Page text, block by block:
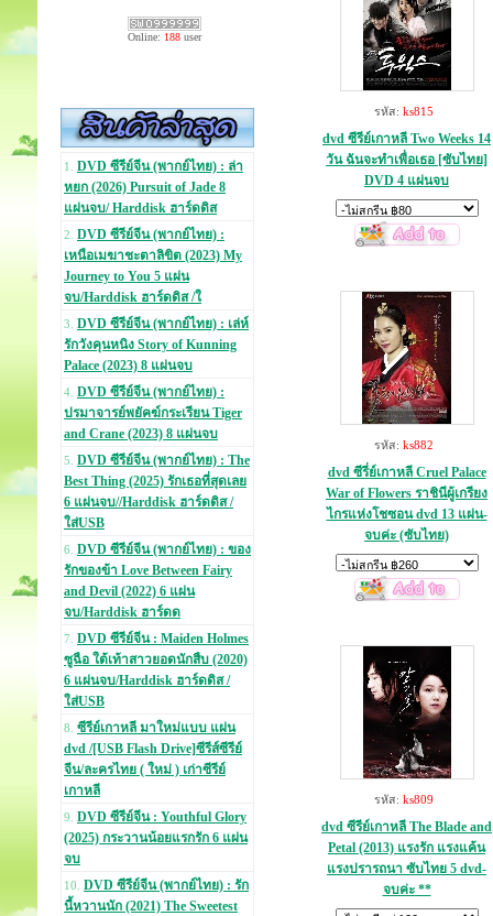
Online: 188 user
1. DVD ซีรีย์จีน (พากย์ไทย) : ล่า
หยก (2026) Pursuit of Jade 8
แผ่นจบ/ Harddisk ฮาร์ดดิส
2. DVD ซีรีย์จีน (พากย์ไทย) :
เหนือเมฆาชะตาลิขิต (2023) My
Journey to You 5 แผ่น
จบ/Harddisk ฮาร์ดดิส /ใ
3. DVD ซีรีย์จีน (พากย์ไทย) : เล่ห์
รักวังคุนหนิง Story of Kunning
Palace (2023) 8 แผ่นจบ
4. DVD ซีรีย์จีน (พากย์ไทย) :
ปรมาจารย์พยัคฆ์กระเรียน Tiger
and Crane (2023) 8 แผ่นจบ
5. DVD ซีรีย์จีน (พากย์ไทย) : The
Best Thing (2025) รักเธอที่สุดเลย
6 แผ่นจบ//Harddisk ฮาร์ดดิส /
ใส่USB
6. DVD ซีรีย์จีน (พากย์ไทย) : ของ
รักของข้า Love Between Fairy
and Devil (2022) 6 แผ่น
จบ/Harddisk ฮาร์ดด
7. DVD ซีรีย์จีน : Maiden Holmes
ซูฉือ ใต้เท้าสาวยอดนักสืบ (2020)
6 แผ่นจบ/Harddisk ฮาร์ดดิส /
ใส่USB
8. ซีรีย์เกาหลี มาใหม่แบบ แผ่น
dvd /[USB Flash Drive]ซีรีส์ซีรีย์
จีน/ละครไทย ( ใหม่ ) เก่าซีรีย์
เกาหลี
9. DVD ซีรีย์จีน : Youthful Glory
(2025) กระวานน้อยแรกรัก 6 แผ่น
จบ
10. DVD ซีรีย์จีน (พากย์ไทย) : รัก
นี้หวานนัก (2021) The Sweetest
รหัส: ks815
dvd ซีรีย์เกาหลี Two Weeks 14
วัน ฉันจะทำเพื่อเธอ [ซับไทย]
DVD 4 แผ่นจบ
รหัส: ks882
dvd ซีรี่ย์เกาหลี Cruel Palace
War of Flowers ราชินีผู้เกรียง
ไกรแห่งโชซอน dvd 13 แผ่น-
จบค่ะ (ซับไทย)
รหัส: ks809
dvd ซีรีย์เกาหลี The Blade and
Petal (2013) แรงรัก แรงแค้น
แรงปรารถนา ซับไทย 5 dvd-
จบค่ะ **